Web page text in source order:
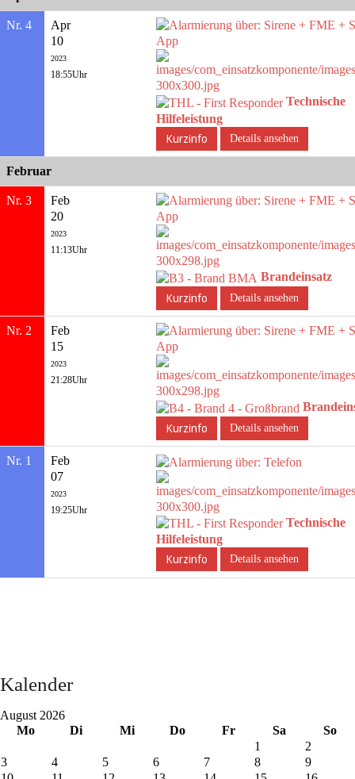
Nr. 4
Apr
10
2023
18:55Uhr
Technische
Hilfeleistung
Details ansehen
Februar
Nr. 3
Feb
20
2023
11:13Uhr
Brandeinsatz
Details ansehen
Nr. 2
Feb
15
2023
21:28Uhr
Details ansehen
Nr. 1
Feb
07
2023
19:25Uhr
Technische
Hilfeleistung
Details ansehen
Kalender
August 2026
Mo
Di Mi Do Fr Sa
So
1
2
3
4 5 6 7 8
9